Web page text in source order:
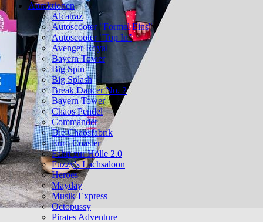
Attraktionen
Alcatraz
Autoscooter "Formel Eins"
Autoscooter "Top In"
Avenger Royal
Bayern Tower
Big Spin
Big Splash
Break Dancer No. 2
Bayern Tower
Chaos Pendel
Commander
Die Chaosfabrik
Euro Coaster
Fahrt zur Hölle 2.0
Fuzzy's Lachsaloon
Heroes
Mayday
Musik-Express
Octopussy
Pirates Adventure